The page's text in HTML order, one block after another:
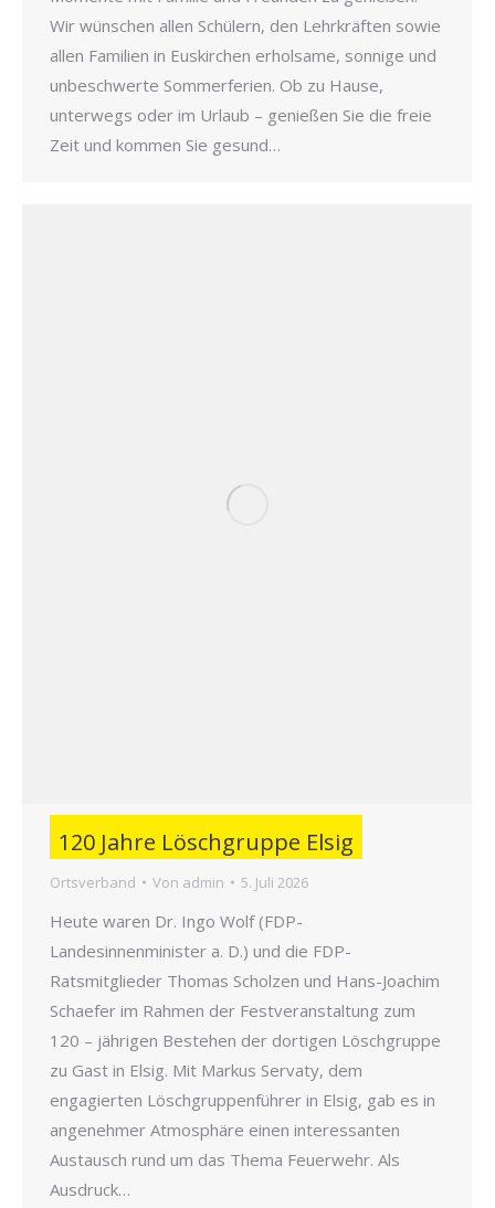
Wir wünschen allen Schülern, den Lehrkräften sowie
allen Familien in Euskirchen erholsame, sonnige und
unbeschwerte Sommerferien. Ob zu Hause,
unterwegs oder im Urlaub – genießen Sie die freie
Zeit und kommen Sie gesund…
120 Jahre Löschgruppe Elsig
Ortsverband Von admin 5. Juli 2026
Heute waren Dr. Ingo Wolf (FDP-
Landesinnenminister a. D.) und die FDP-
Ratsmitglieder Thomas Scholzen und Hans-Joachim
Schaefer im Rahmen der Festveranstaltung zum
120 – jährigen Bestehen der dortigen Löschgruppe
zu Gast in Elsig. Mit Markus Servaty, dem
engagierten Löschgruppenführer in Elsig, gab es in
angenehmer Atmosphäre einen interessanten
Austausch rund um das Thema Feuerwehr. Als
Ausdruck…